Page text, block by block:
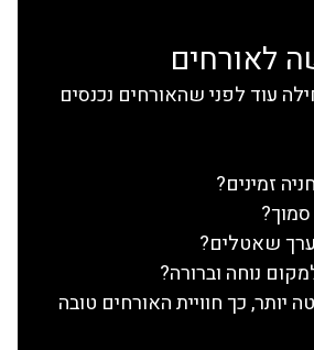
עוד לפני שהאורחים נכנסים
זמינים?
שאטלים?
נוחה וברורה?
כך חוויית האורחים טובה